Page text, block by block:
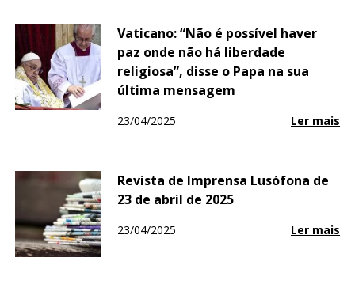
Vaticano: “Não é possível haver
paz onde não há liberdade
religiosa”, disse o Papa na sua
última mensagem
23/04/2025 Ler mais
Revista de Imprensa Lusófona de
23 de abril de 2025
23/04/2025 Ler mais